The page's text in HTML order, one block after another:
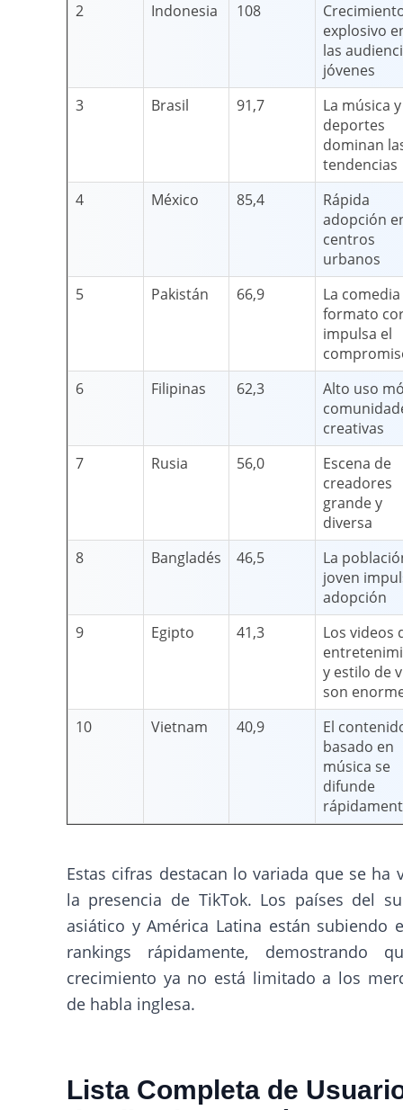
2
Indonesia 108
explosivo
las
jóvenes
3
Brasil 91,7
La música
deportes
dominan
tendencias
4
México 85,4
Rápida
adopción
centros
urbanos
5
Pakistán 66,9
La
formato
impulsa el
6
Filipinas 62,3
Alto uso
creativas
7
Rusia 56,0
Escena de
creadores
grande y
diversa
8
Bangladés 46,5
La
joven
adopción
9
Egipto 41,3
Los videos
y estilo de
son
10
Vietnam 40,9
El
basado en
música se
difunde
Estas cifras destacan lo variada que se ha
la presencia de TikTok. Los países del
asiático y América Latina están subiendo
rankings rápidamente, demostrando
crecimiento ya no está limitado a los
de habla inglesa.
Lista Completa de